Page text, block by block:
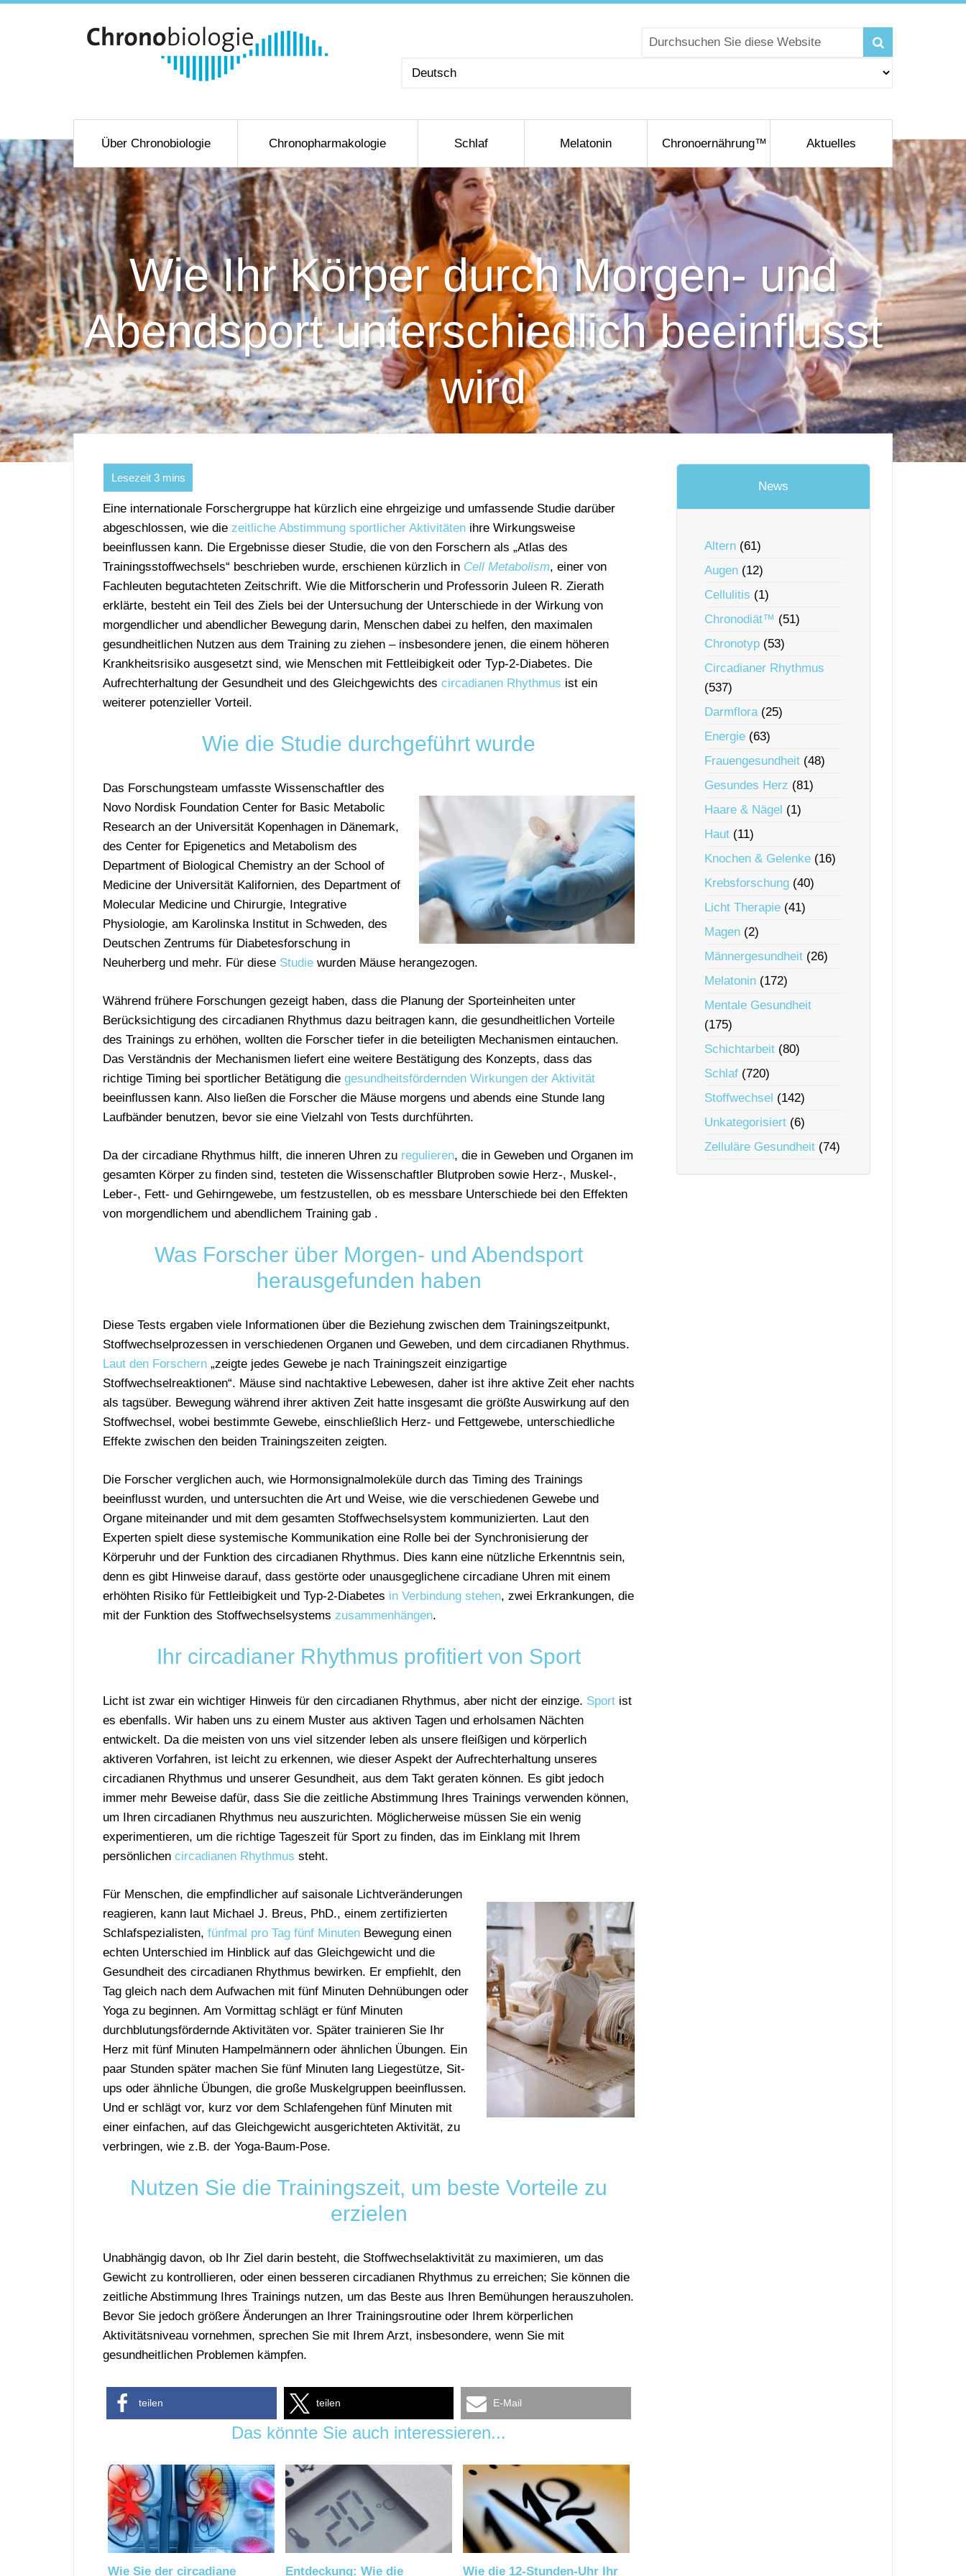
Sprache
Über Chronobiologie Chronopharmakologie Schlaf Melatonin Chronoernährung™ Aktuelles
Wie Ihr Körper durch Morgen- und
Abendsport unterschiedlich beeinflusst
wird
Eine internationale Forschergruppe hat kürzlich eine ehrgeizige und umfassende Studie darüber
abgeschlossen, wie die zeitliche Abstimmung sportlicher Aktivitäten ihre Wirkungsweise
beeinflussen kann. Die Ergebnisse dieser Studie, die von den Forschern als „Atlas des
Trainingsstoffwechsels“ beschrieben wurde, erschienen kürzlich in Cell Metabolism, einer von
Fachleuten begutachteten Zeitschrift. Wie die Mitforscherin und Professorin Juleen R. Zierath
erklärte, besteht ein Teil des Ziels bei der Untersuchung der Unterschiede in der Wirkung von
morgendlicher und abendlicher Bewegung darin, Menschen dabei zu helfen, den maximalen
gesundheitlichen Nutzen aus dem Training zu ziehen – insbesondere jenen, die einem höheren
Krankheitsrisiko ausgesetzt sind, wie Menschen mit Fettleibigkeit oder Typ-2-Diabetes. Die
Aufrechterhaltung der Gesundheit und des Gleichgewichts des circadianen Rhythmus ist ein
weiterer potenzieller Vorteil.
Wie die Studie durchgeführt wurde
Das Forschungsteam umfasste Wissenschaftler des
Novo Nordisk Foundation Center for Basic Metabolic
Research an der Universität Kopenhagen in Dänemark,
des Center for Epigenetics and Metabolism des
Department of Biological Chemistry an der School of
Medicine der Universität Kalifornien, des Department of
Molecular Medicine und Chirurgie, Integrative
Physiologie, am Karolinska Institut in Schweden, des
Deutschen Zentrums für Diabetesforschung in
Neuherberg und mehr. Für diese Studie wurden Mäuse herangezogen.
Während frühere Forschungen gezeigt haben, dass die Planung der Sporteinheiten unter
Berücksichtigung des circadianen Rhythmus dazu beitragen kann, die gesundheitlichen Vorteile
des Trainings zu erhöhen, wollten die Forscher tiefer in die beteiligten Mechanismen eintauchen.
Das Verständnis der Mechanismen liefert eine weitere Bestätigung des Konzepts, dass das
richtige Timing bei sportlicher Betätigung die gesundheitsfördernden Wirkungen der Aktivität
beeinflussen kann. Also ließen die Forscher die Mäuse morgens und abends eine Stunde lang
Laufbänder benutzen, bevor sie eine Vielzahl von Tests durchführten.
Da der circadiane Rhythmus hilft, die inneren Uhren zu regulieren, die in Geweben und Organen im
gesamten Körper zu finden sind, testeten die Wissenschaftler Blutproben sowie Herz-, Muskel-,
Leber-, Fett- und Gehirngewebe, um festzustellen, ob es messbare Unterschiede bei den Effekten
von morgendlichem und abendlichem Training gab .
Was Forscher über Morgen- und Abendsport
herausgefunden haben
Diese Tests ergaben viele Informationen über die Beziehung zwischen dem Trainingszeitpunkt,
Stoffwechselprozessen in verschiedenen Organen und Geweben, und dem circadianen Rhythmus.
Laut den Forschern „zeigte jedes Gewebe je nach Trainingszeit einzigartige
Stoffwechselreaktionen“. Mäuse sind nachtaktive Lebewesen, daher ist ihre aktive Zeit eher nachts
als tagsüber. Bewegung während ihrer aktiven Zeit hatte insgesamt die größte Auswirkung auf den
Stoffwechsel, wobei bestimmte Gewebe, einschließlich Herz- und Fettgewebe, unterschiedliche
Effekte zwischen den beiden Trainingszeiten zeigten.
Die Forscher verglichen auch, wie Hormonsignalmoleküle durch das Timing des Trainings
beeinflusst wurden, und untersuchten die Art und Weise, wie die verschiedenen Gewebe und
Organe miteinander und mit dem gesamten Stoffwechselsystem kommunizierten. Laut den
Experten spielt diese systemische Kommunikation eine Rolle bei der Synchronisierung der
Körperuhr und der Funktion des circadianen Rhythmus. Dies kann eine nützliche Erkenntnis sein,
denn es gibt Hinweise darauf, dass gestörte oder unausgeglichene circadiane Uhren mit einem
erhöhten Risiko für Fettleibigkeit und Typ-2-Diabetes in Verbindung stehen, zwei Erkrankungen, die
mit der Funktion des Stoffwechselsystems zusammenhängen.
Ihr circadianer Rhythmus profitiert von Sport
Licht ist zwar ein wichtiger Hinweis für den circadianen Rhythmus, aber nicht der einzige. Sport ist
es ebenfalls. Wir haben uns zu einem Muster aus aktiven Tagen und erholsamen Nächten
entwickelt. Da die meisten von uns viel sitzender leben als unsere fleißigen und körperlich
aktiveren Vorfahren, ist leicht zu erkennen, wie dieser Aspekt der Aufrechterhaltung unseres
circadianen Rhythmus und unserer Gesundheit, aus dem Takt geraten können. Es gibt jedoch
immer mehr Beweise dafür, dass Sie die zeitliche Abstimmung Ihres Trainings verwenden können,
um Ihren circadianen Rhythmus neu auszurichten. Möglicherweise müssen Sie ein wenig
experimentieren, um die richtige Tageszeit für Sport zu finden, das im Einklang mit Ihrem
persönlichen circadianen Rhythmus steht.
Für Menschen, die empfindlicher auf saisonale Lichtveränderungen
reagieren, kann laut Michael J. Breus, PhD., einem zertifizierten
Schlafspezialisten, fünfmal pro Tag fünf Minuten Bewegung einen
echten Unterschied im Hinblick auf das Gleichgewicht und die
Gesundheit des circadianen Rhythmus bewirken. Er empfiehlt, den
Tag gleich nach dem Aufwachen mit fünf Minuten Dehnübungen oder
Yoga zu beginnen. Am Vormittag schlägt er fünf Minuten
durchblutungsfördernde Aktivitäten vor. Später trainieren Sie Ihr
Herz mit fünf Minuten Hampelmännern oder ähnlichen Übungen. Ein
paar Stunden später machen Sie fünf Minuten lang Liegestütze, Sit-
ups oder ähnliche Übungen, die große Muskelgruppen beeinflussen.
Und er schlägt vor, kurz vor dem Schlafengehen fünf Minuten mit
einer einfachen, auf das Gleichgewicht ausgerichteten Aktivität, zu
verbringen, wie z.B. der Yoga-Baum-Pose.
Nutzen Sie die Trainingszeit, um beste Vorteile zu
erzielen
Unabhängig davon, ob Ihr Ziel darin besteht, die Stoffwechselaktivität zu maximieren, um das
Gewicht zu kontrollieren, oder einen besseren circadianen Rhythmus zu erreichen; Sie können die
zeitliche Abstimmung Ihres Trainings nutzen, um das Beste aus Ihren Bemühungen herauszuholen.
Bevor Sie jedoch größere Änderungen an Ihrer Trainingsroutine oder Ihrem körperlichen
Aktivitätsniveau vornehmen, sprechen Sie mit Ihrem Arzt, insbesondere, wenn Sie mit
gesundheitlichen Problemen kämpfen.
teilen teilen E-Mail
Das könnte Sie auch interessieren...
Wie Sie der circadiane Entdeckung: Wie die Wie die 12-Stunden-Uhr Ihr
News
Altern (61)
Augen (12)
Cellulitis (1)
Chronodiät™ (51)
Chronotyp (53)
Circadianer Rhythmus
(537)
Darmflora(25)
Energie (63)
Frauengesundheit (48)
Gesundes Herz (81)
Haare & Nägel (1)
Haut (11)
Knochen & Gelenke (16)
Krebsforschung (40)
Licht Therapie (41)
Magen (2)
Männergesundheit (26)
Melatonin (172)
Mentale Gesundheit
(175)
Schichtarbeit (80)
Schlaf (720)
Stoffwechsel (142)
Unkategorisiert (6)
Zelluläre Gesundheit (74)